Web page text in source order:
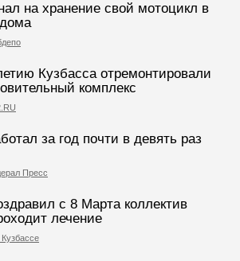
на хранение свой мотоцикл в
Кузбасса отремонтировали
комплекс
за год почти в девять раз
Пресс
с 8 Марта коллектив
лечение